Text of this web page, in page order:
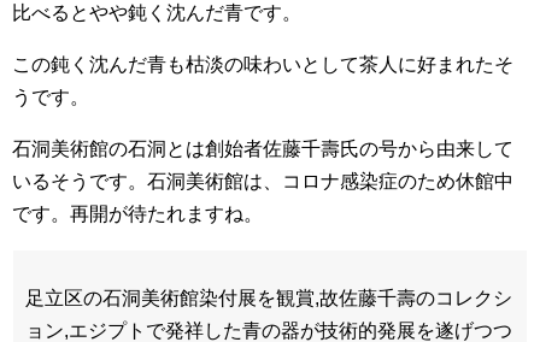
比べるとやや鈍く沈んだ青です。
この鈍く沈んだ青も枯淡の味わいとして茶人に好まれたそ
うです。
石洞美術館の石洞とは創始者佐藤千壽氏の号から由来して
いるそうです。石洞美術館は、コロナ感染症のため休館中
です。再開が待たれますね。
足立区の石洞美術館染付展を観賞,故佐藤千壽のコレクシ
ョン,エジプトで発祥した青の器が技術的発展を遂げつつ